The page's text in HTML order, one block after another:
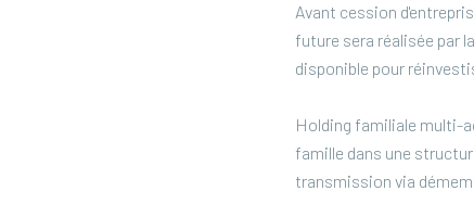
Avant cession
future sera réalisée par
disponible pour
Holding familiale multi-
famille dans une
transmission via